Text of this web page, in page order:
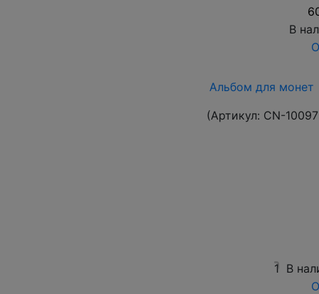
В
Альбом для монет
(Артикул: CN-
1 В